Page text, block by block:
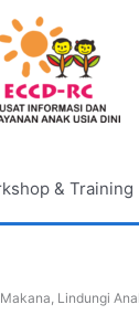
& Training
Lindungi